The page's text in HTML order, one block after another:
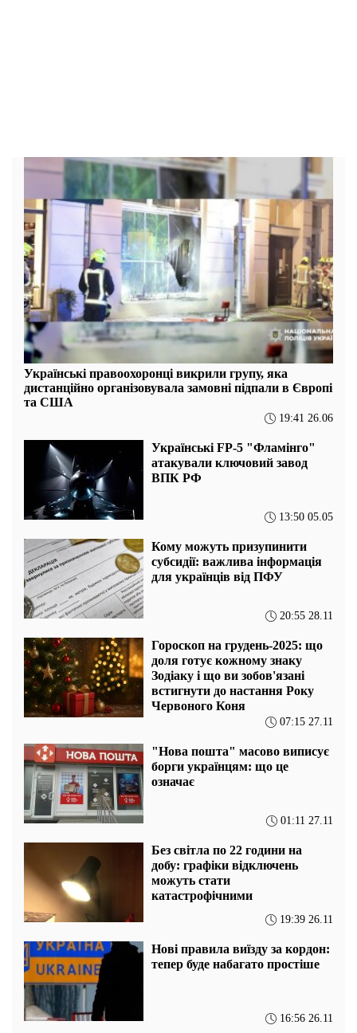
Українські правоохоронці викрили групу, яка
дистанційно організовувала замовні підпали в Європі
та США
19:41 26.06
Українські FP-5 "Фламінго"
атакували ключовий завод
ВПК РФ
13:50 05.05
Кому можуть призупинити
субсидії: важлива інформація
для українців від ПФУ
20:55 28.11
Гороскоп на грудень-2025: що
доля готує кожному знаку
Зодіаку і що ви зобов'язані
встигнути до настання Року
Червоного Коня
07:15 27.11
"Нова пошта" масово виписує
борги українцям: що це
означає
01:11 27.11
Без світла по 22 години на
добу: графіки відключень
можуть стати
катастрофічними
19:39 26.11
Нові правила виїзду за кордон:
тепер буде набагато простіше
16:56 26.11